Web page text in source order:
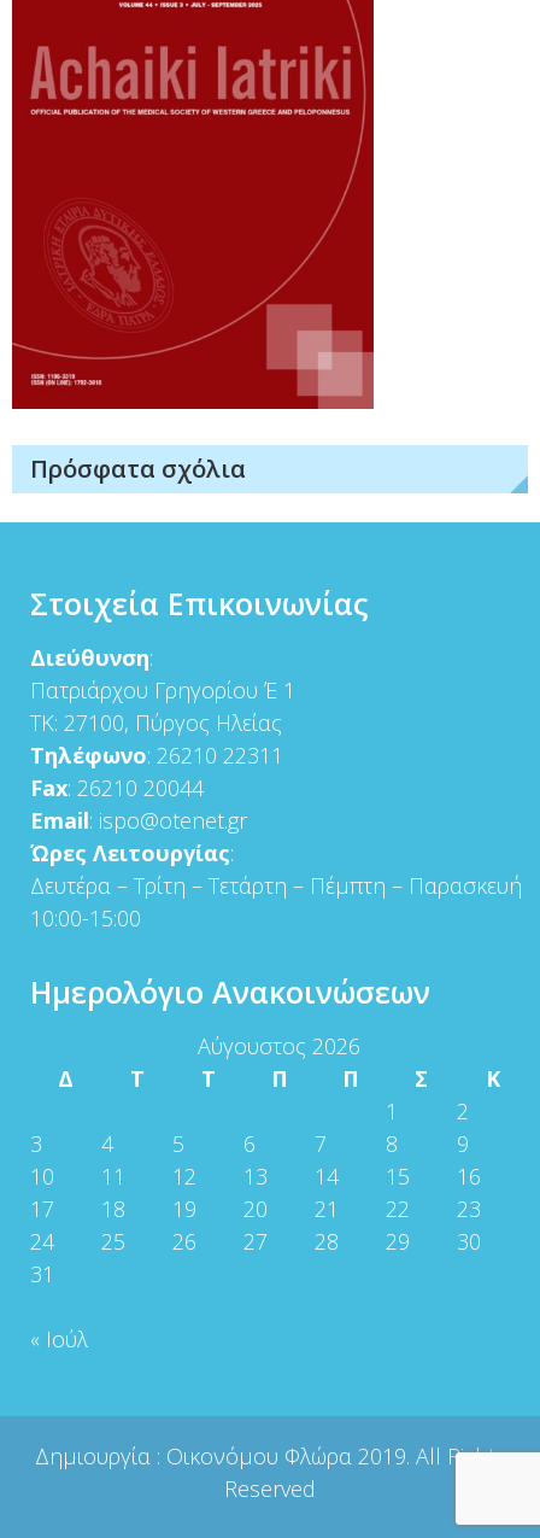
Πρόσφατα σχόλια
Στοιχεία Επικοινωνίας
Διεύθυνση:
Πατριάρχου Γρηγορίου Έ 1
ΤΚ: 27100, Πύργος Ηλείας
Τηλέφωνο: 26210 22311
Fax: 26210 20044
Email: ispo@otenet.gr
Ώρες Λειτουργίας:
Δευτέρα – Τρίτη – Τετάρτη – Πέμπτη – Παρασκευή
10:00-15:00
Ημερολόγιο Ανακοινώσεων
Αύγουστος 2026
Δ
Τ Τ Π Π Σ
Κ
1
2
3
4 5 6 7 8
9
10
11 12 13 14 15
16
17
18 19 20 21 22
23
24
25 26 27 28 29
30
31
« Ιούλ
Δημιουργία : Οικονόμου Φλώρα 2019. All Rights
Reserved